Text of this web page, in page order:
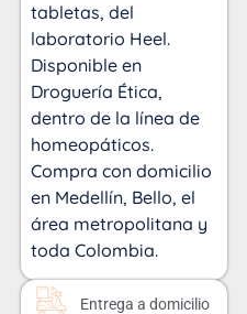
tabletas, del
laboratorio Heel.
Disponible en
Droguería Ética,
dentro de la línea de
homeopáticos.
Compra con domicilio
en Medellín, Bello, el
área metropolitana y
toda Colombia.
Entrega a domicilio